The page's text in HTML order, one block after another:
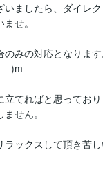
いましたら、ダイレ
せ。
みの対応となります
_)m
てればと思っており
せん。
ラックスして頂き苦